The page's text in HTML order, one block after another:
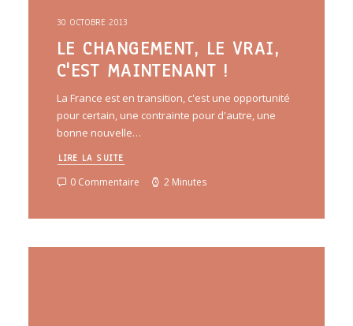
30 OCTOBRE 2013
LE CHANGEMENT, LE VRAI,
C'EST MAINTENANT !
La France est en transition, c'est une opportunité
pour certain, une contrainte pour d'autre, une
bonne nouvelle…
LIRE LA SUITE
0 Commentaire 2 Minutes